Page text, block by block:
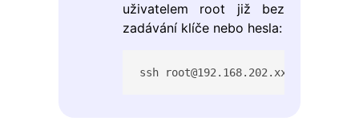
uživatelem root již bez
zadávání klíče nebo hesla:
ssh root@192.168.202.xxx